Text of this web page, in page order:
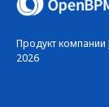
Продукт компании
2026